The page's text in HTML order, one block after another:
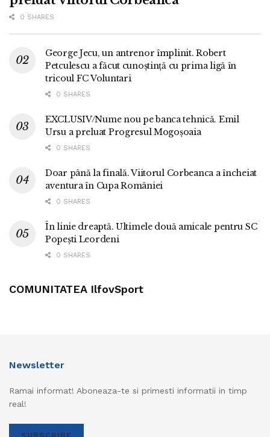
0 SHARES
George Jecu, un antrenor împlinit. Robert
Petculescu a făcut cunoștință cu prima ligă în
tricoul FC Voluntari
0 SHARES
EXCLUSIV/Nume nou pe banca tehnică. Emil
Ursu a preluat Progresul Mogoșoaia
0 SHARES
Doar până la finală. Viitorul Corbeanca a încheiat
aventura în Cupa României
0 SHARES
În linie dreaptă. Ultimele două amicale pentru SC
Popești Leordeni
0 SHARES
COMUNITATEA IlfovSport
Newsletter
Ramai informat! Aboneaza-te si primesti informatii in timp
real!